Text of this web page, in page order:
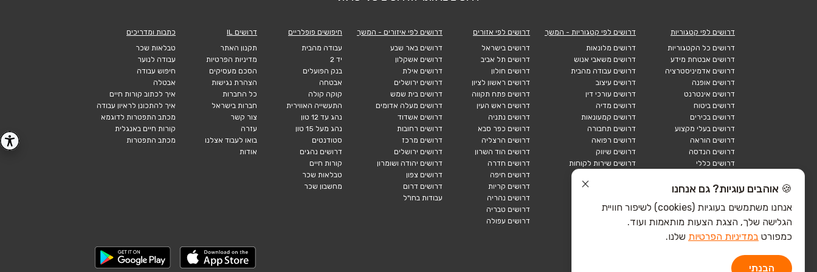
דרושים לפי קטגוריות
דרושים כל הקטגוריות
דרושים אבטחת מידע
דרושים אדמיניסטרציה
דרושים אופנה
דרושים אינטרנט
דרושים ביטוח
דרושים בכירים
דרושים בעלי מקצוע
דרושים הוראה
דרושים הנדסה
דרושים כללי
דרושים לוגיסטיקה
דרושים מכירות
הייטק חומרה
דרושים לפי קטגוריות - המשך
דרושים מלונאות
דרושים משאבי אנוש
דרושים עבודה מהבית
דרושים עיצוב
דרושים עורכי דין
דרושים מדיה
דרושים קמעונאות
דרושים תחבורה
דרושים רפואה
דרושים שיווק
דרושים שירות לקוחות
הייטק כללי
הייטק תוכנה
דרושים לפי אזורים
דרושים בישראל
דרושים תל אביב
דרושים חולון
דרושים ראשון לציון
דרושים פתח תקווה
דרושים ראש העין
דרושים נתניה
דרושים כפר סבא
דרושים הרצליה
דרושים הוד השרון
דרושים חדרה
דרושים חיפה
דרושים קריות
דרושים נהריה
דרושים טבריה
דרושים עפולה
דרושים לפי איזורים - המשך
דרושים באר שבע
דרושים אשקלון
דרושים אילת
דרושים ירושלים
דרושים בית שמש
דרושים מעלה אדומים
דרושים אשדוד
דרושים רחובות
דרושים מרכז
דרושים ירושלים
דרושים יהודה ושומרון
דרושים צפון
דרושים דרום
עבודות בחו"ל
חיפושים פופלריים
עבודה מהבית
יד 2
בנק הפועלים
אבטחה
קוקה קולה
התעשייה האווירית
נהג עד 12 טון
נהג מעל 15 טון
סטודנטים
דרושים נהגים
קורות חיים
טבלאות שכר
מחשבון שכר
דרושים IL
תקנון האתר
מדיניות הפרטיות
הסכם מעסיקים
הצהרת נגישות
כל החברות
חברות בישראל
צור קשר
עזרה
בואו לעבוד אצלנו
אודות
כתבות ומדריכים
טבלאות שכר
עבודה לנוער
חיפוש עבודה
אבטלה
איך לכתוב קורות חיים
איך להתכונן לראיון עבודה
מכתב התפטרות לדוגמא
קורות חיים באנגלית
מכתב התפטרות
🍪 אוהבים עוגיות? גם אנחנו
אנחנו משתמשים בעוגיות (cookies) לשיפור חוויית
הגלישה שלך, הצגת הצעות מותאמות ועוד.
כמפורט במדיניות הפרטיות שלנו.
הבנתי